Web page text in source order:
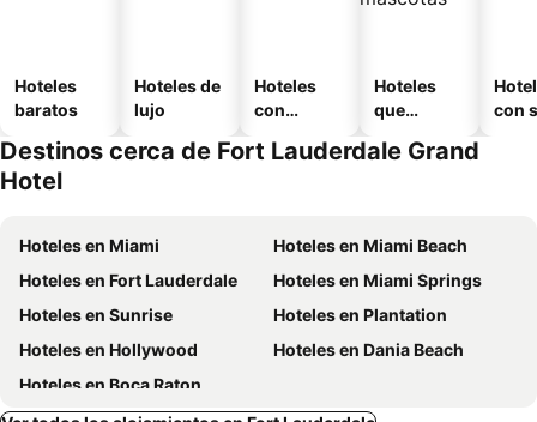
Hoteles
baratos
Hoteles de
lujo
Hoteles
con
Hoteles
que
mascotas
con
Destinos cerca de Fort Lauderdale Grand
Hotel
Hoteles en Miami
Hoteles en Miami Beach
Hoteles en Fort Lauderdale
Hoteles en Miami Springs
Hoteles en Sunrise
Hoteles en Plantation
Hoteles en Hollywood
Hoteles en Dania Beach
Hoteles en Boca Raton